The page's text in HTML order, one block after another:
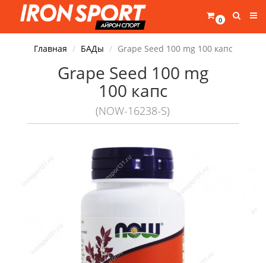
0
Главная БАДы Grape Seed 100 mg 100 капс
Grape Seed 100 mg
100 капс
(NOW-16238-S)